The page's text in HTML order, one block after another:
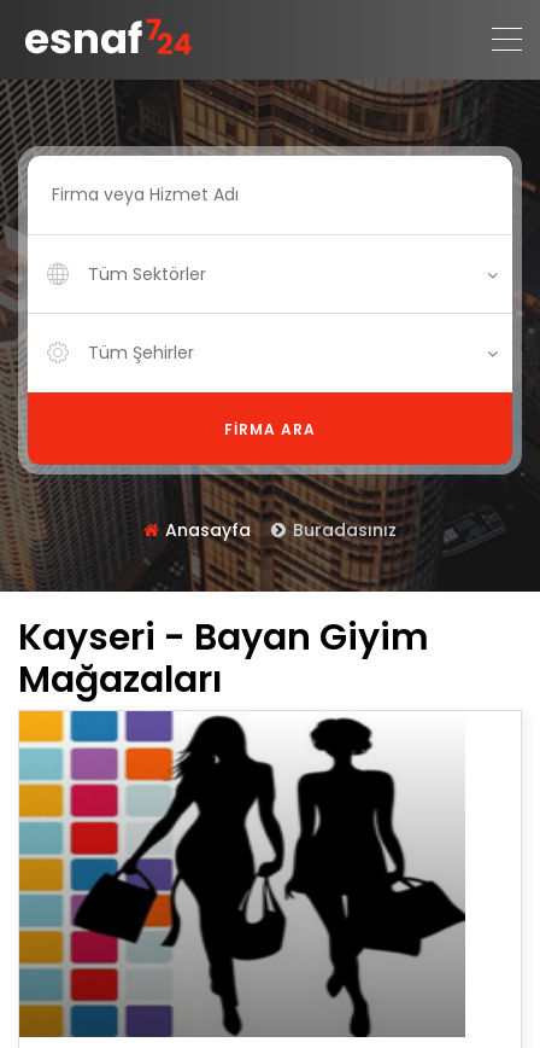
Tüm Sektörler
Tüm Şehirler
FIRMA ARA
Anasayfa Buradasınız
Kayseri - Bayan Giyim
Mağazaları